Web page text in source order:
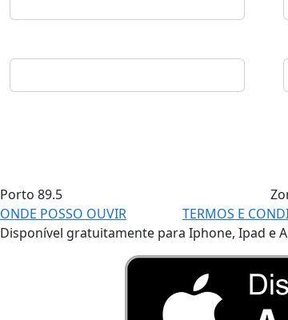
Porto 89.5
ONDE POSSO OUVIR
TERMOS E
Disponível gratuitamente para Iphone, Ipad e